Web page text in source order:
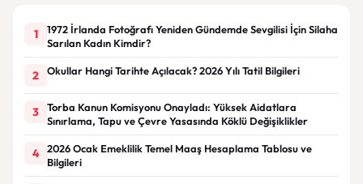
1
1972 İrlanda Fotoğrafı Yeniden Gündemde Sevgilisi İçin Silaha
Sarılan Kadın Kimdir?
2 Okullar Hangi Tarihte Açılacak? 2026 Yılı Tatil Bilgileri
3
Torba Kanun Komisyonu Onayladı: Yüksek Aidatlara
Sınırlama, Tapu ve Çevre Yasasında Köklü Değişiklikler
4
2026 Ocak Emeklilik Temel Maaş Hesaplama Tablosu ve
Bilgileri